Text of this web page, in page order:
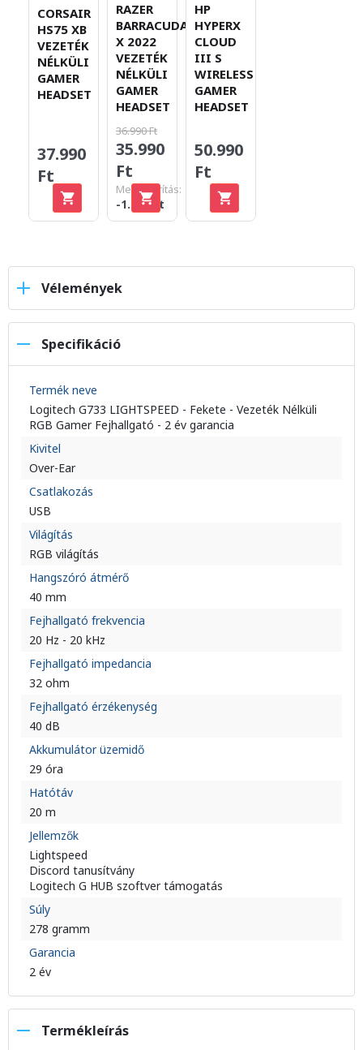
CORSAIR
HS75 XB
VEZETÉK
NÉLKÜLI
GAMER
HEADSET
37.990
Ft
RAZER
BARRACUDA
X 2022
VEZETÉK
NÉLKÜLI
GAMER
HEADSET
36.990 Ft
35.990
Ft
Megtakarítás:
-1.000 Ft
HP
HYPERX
CLOUD
III S
WIRELESS
GAMER
HEADSET
50.990
Ft
Vélemények
Specifikáció
Termék neve
Logitech G733 LIGHTSPEED - Fekete - Vezeték Nélküli
RGB Gamer Fejhallgató - 2 év garancia
Kivitel
Over-Ear
Csatlakozás
USB
Világítás
RGB világítás
Hangszóró átmérő
40 mm
Fejhallgató frekvencia
20 Hz - 20 kHz
Fejhallgató impedancia
32 ohm
Fejhallgató érzékenység
40 dB
Akkumulátor üzemidő
29 óra
Hatótáv
20 m
Jellemzők
Lightspeed
Discord tanusítvány
Logitech G HUB szoftver támogatás
Súly
278 gramm
Garancia
2 év
Termékleírás